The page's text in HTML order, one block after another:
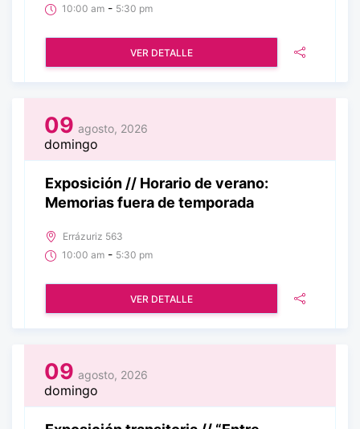
10:00 am - 5:30 pm
VER DETALLE
09 agosto, 2026
domingo
Exposición // Horario de verano:
Memorias fuera de temporada
Errázuriz 563
10:00 am - 5:30 pm
VER DETALLE
09 agosto, 2026
domingo